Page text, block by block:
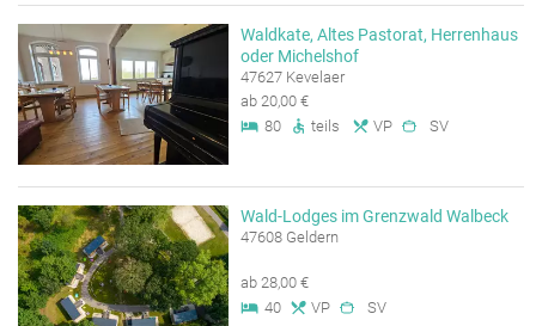
Waldkate, Altes Pastorat, Herrenhaus
oder Michelshof
47627 Kevelaer
ab 20,00 €
80
teils VP SV
Wald-Lodges im Grenzwald Walbeck
47608 Geldern
ab 28,00 €
40
VP SV